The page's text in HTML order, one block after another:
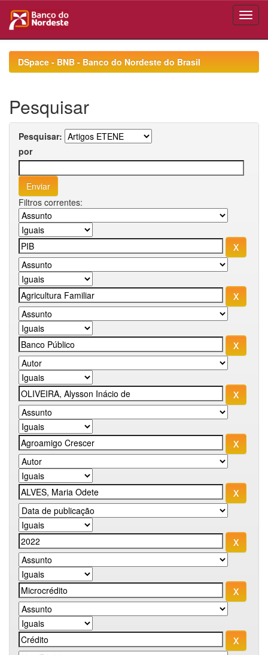
navigationDSpace - BNB - Banco do Nordeste do Brasil
Pesquisar
Pesquisar:
por
Filtros correntes: